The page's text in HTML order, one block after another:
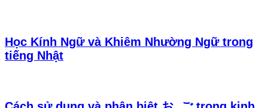
Học Kính Ngữ và Khiêm Nhường Ngữ trong
tiếng Nhật